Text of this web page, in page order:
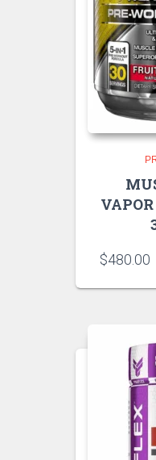
$480.00